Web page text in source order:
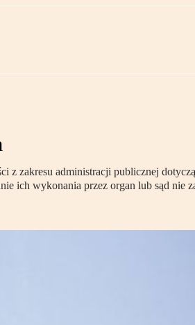
z zakresu administracji publicznej
wykonania przez organ lub sąd nie